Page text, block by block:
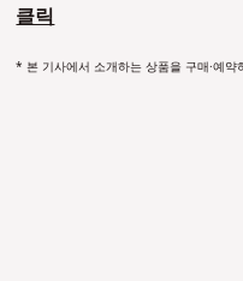
클릭
*본 기사에서 소개하는 상품을 구매·예